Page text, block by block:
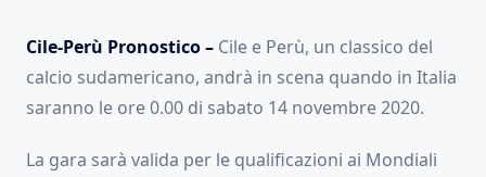
Cile-Perù Pronostico – Cile e Perù, un classico del
calcio sudamericano, andrà in scena quando in Italia
saranno le ore 0.00 di sabato 14 novembre 2020.
La gara sarà valida per le qualificazioni ai Mondiali